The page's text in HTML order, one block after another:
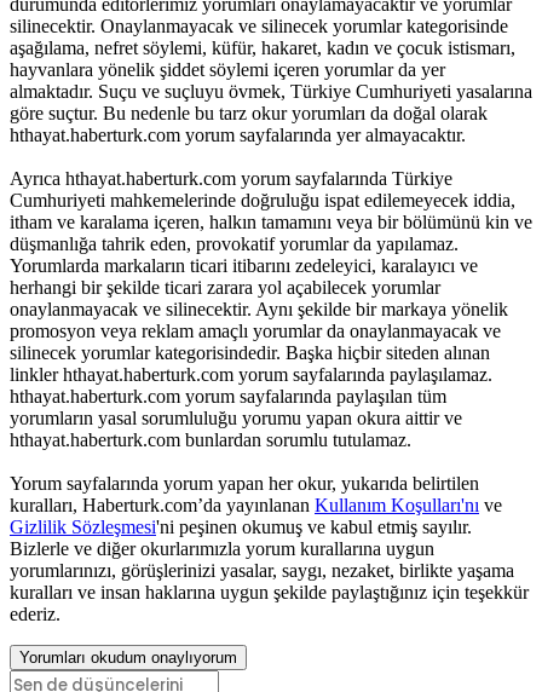
silinecektir. Onaylanmayacak ve silinecek yorumlar kategorisinde
aşağılama, nefret söylemi, küfür, hakaret, kadın ve çocuk istismarı,
hayvanlara yönelik şiddet söylemi içeren yorumlar da yer
almaktadır. Suçu ve suçluyu övmek, Türkiye Cumhuriyeti yasalarına
göre suçtur. Bu nedenle bu tarz okur yorumları da doğal olarak
hthayat.haberturk.com yorum sayfalarında yer almayacaktır.
Ayrıca hthayat.haberturk.com yorum sayfalarında Türkiye
Cumhuriyeti mahkemelerinde doğruluğu ispat edilemeyecek iddia,
itham ve karalama içeren, halkın tamamını veya bir bölümünü kin ve
düşmanlığa tahrik eden, provokatif yorumlar da yapılamaz.
Yorumlarda markaların ticari itibarını zedeleyici, karalayıcı ve
herhangi bir şekilde ticari zarara yol açabilecek yorumlar
onaylanmayacak ve silinecektir. Aynı şekilde bir markaya yönelik
promosyon veya reklam amaçlı yorumlar da onaylanmayacak ve
silinecek yorumlar kategorisindedir. Başka hiçbir siteden alınan
linkler hthayat.haberturk.com yorum sayfalarında paylaşılamaz.
hthayat.haberturk.com yorum sayfalarında paylaşılan tüm
yorumların yasal sorumluluğu yorumu yapan okura aittir ve
hthayat.haberturk.com bunlardan sorumlu tutulamaz.
Yorum sayfalarında yorum yapan her okur, yukarıda belirtilen
kuralları, Haberturk.com’da yayınlanan Kullanım Koşulları'nı ve
Gizlilik Sözleşmesi'ni peşinen okumuş ve kabul etmiş sayılır.
Bizlerle ve diğer okurlarımızla yorum kurallarına uygun
yorumlarınızı, görüşlerinizi yasalar, saygı, nezaket, birlikte yaşama
kuralları ve insan haklarına uygun şekilde paylaştığınız için teşekkür
ederiz.
Yorumları okudum onaylıyorum